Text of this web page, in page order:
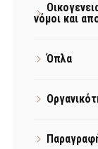
νόμοι και
Όπλα